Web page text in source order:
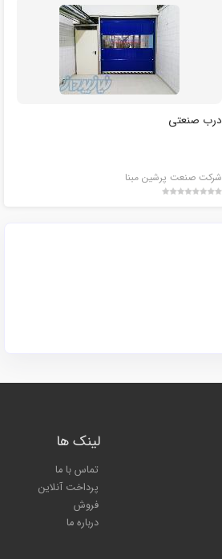
درب صنعتی
شرکت صنعت پرشین مبنا
لینک ها
تماس با ما
پرداخت آنلاین
فروش
درباره ما